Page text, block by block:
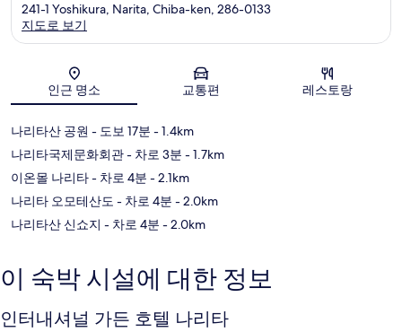
지도
241-1 Yoshikura, Narita, Chiba-ken, 286-0133
지도로 보기
인근 명소 교통편 레스토랑
나리타산 공원 - 도보 17분 - 1.4km
나리타국제문화회관- 차로 3분 - 1.7km
이온몰 나리타- 차로 4분 - 2.1km
나리타 오모테산도 - 차로 4분 - 2.0km
나리타산 신쇼지 - 차로 4분 - 2.0km
이 숙박 시설에 대한 정보
인터내셔널 가든 호텔 나리타